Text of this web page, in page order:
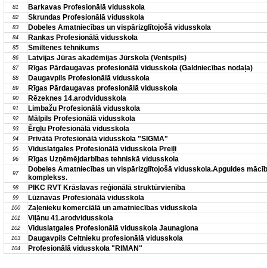
81 Barkavas Profesionālā vidusskola
82 Skrundas Profesionālā vidusskola
83 Dobeles Amatniecības un vispārizglītojošā vidusskola
84 Rankas Profesionālā vidusskola
85 Smiltenes tehnikums
86 Latvijas Jūras akadēmijas Jūrskola (Ventspils)
87 Rīgas Pārdaugavas profesionālā vidusskola (Galdniecības nodaļa)
88 Daugavpils Profesionālā vidusskola
89 Rīgas Pārdaugavas profesionālā vidusskola
90 Rēzeknes 14.arodvidusskola
91 Limbažu Profesionālā vidusskola
92 Mālpils Profesionālā vidusskola
93 Ērgļu Profesionālā vidusskola
94 Privātā Profesionālā vidusskola "SIGMA"
95 Viduslatgales Profesionālā vidusskola Preiļi
96 Rīgas Uzņēmējdarbības tehniskā vidusskola
97
Dobeles Amatniecības un vispārizglītojošā vidusskola.Apguldes
komplekss.
98 PIKC RVT Krāslavas reģionālā struktūrvienība
99 Lūznavas Profesionālā vidusskola
100 Zaļenieku komerciālā un amatniecības vidusskola
101 Viļānu 41.arodvidusskola
102 Viduslatgales Profesionālā vidusskola Jaunaglona
103 Daugavpils Celtnieku profesionālā vidusskola
104 Profesionālā vidusskola "RIMAN"